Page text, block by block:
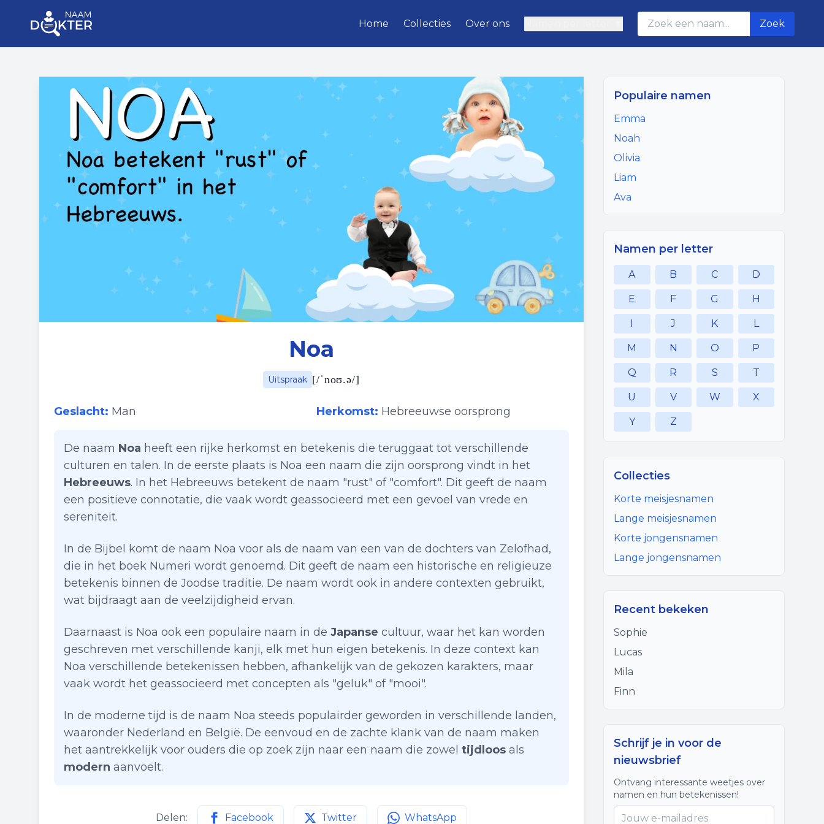
Home Collecties Over ons Zoek
Noa
Uitspraak [/ˈnoʊ.ə/]
Geslacht: Man Herkomst: Hebreeuwse oorsprong
De naam Noa heeft een rijke herkomst en betekenis die teruggaat tot verschillende
culturen en talen. In de eerste plaats is Noa een naam die zijn oorsprong vindt in het
Hebreeuws. In het Hebreeuws betekent de naam "rust" of "comfort". Dit geeft de naam
een positieve connotatie, die vaak wordt geassocieerd met een gevoel van vrede en
sereniteit.
In de Bijbel komt de naam Noa voor als de naam van een van de dochters van Zelofhad,
die in het boek Numeri wordt genoemd. Dit geeft de naam een historische en religieuze
betekenis binnen de Joodse traditie. De naam wordt ook in andere contexten gebruikt,
wat bijdraagt aan de veelzijdigheid ervan.
Daarnaast is Noa ook een populaire naam in de Japanse cultuur, waar het kan worden
geschreven met verschillende kanji, elk met hun eigen betekenis. In deze context kan
Noa verschillende betekenissen hebben, afhankelijk van de gekozen karakters, maar
vaak wordt het geassocieerd met concepten als "geluk" of "mooi".
In de moderne tijd is de naam Noa steeds populairder geworden in verschillende landen,
waaronder Nederland en België. De eenvoud en de zachte klank van de naam maken
het aantrekkelijk voor ouders die op zoek zijn naar een naam die zowel tijdloos als
modern aanvoelt.
Delen: Facebook Twitter WhatsApp
Populaire namen
Emma
Noah
Olivia
Liam
Ava
Namen per letter
A B C D
E F G H
I J K L
M N O P
Q R S T
U V W X
Y Z
Collecties
Korte meisjesnamen
Lange meisjesnamen
Korte jongensnamen
Lange jongensnamen
Recent bekeken
Sophie
Lucas
Mila
Finn
Schrijf je in voor de
nieuwsbrief
Ontvang interessante weetjes over
namen en hun betekenissen!